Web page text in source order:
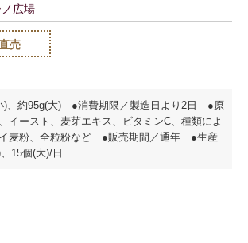
広場
売
)、約95g(大) ●消費期限／製造日より2日 ●原
イースト、麦芽エキス、ビタミンC、種類によ
イ麦粉、全粒粉など ●販売期間／通年 ●生産
15個(大)/日